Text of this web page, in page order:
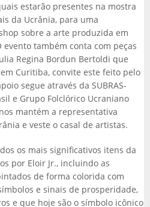
estarão presentes na mostra
da Ucrânia, para uma
sobre a arte produzida em
também conta com peças
Regina Bordun Bertoldi que
Curitiba, convite este feito pelo
segue através da SUBRAS-
e Grupo Folclórico Ucraniano
mantém a representativa
e veste o casal de artistas.
os mais significativos itens da
por Eloir Jr., incluindo as
de forma colorida com
e sinais de prosperidade,
e que hoje são o símbolo icônico